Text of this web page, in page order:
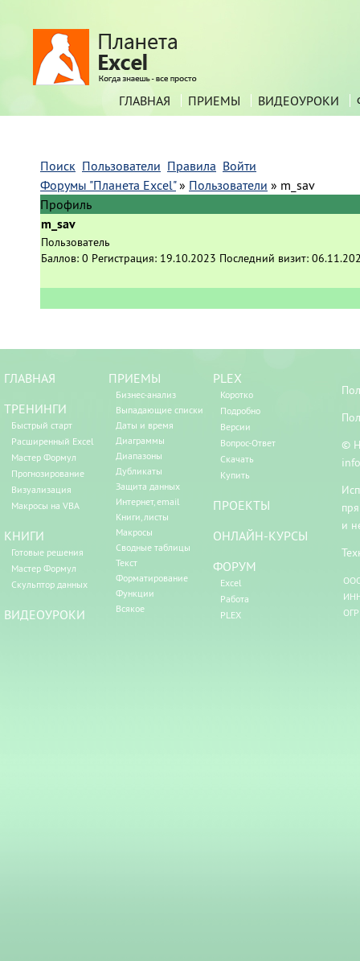
ГЛАВНАЯ ПРИЕМЫ ВИДЕОУРОКИ
Поиск Пользователи Правила Войти
Форумы "Планета Excel" » Пользователи » m_sav
Профиль
m_sav
Пользователь
Баллов: 0 Регистрация: 19.10.2023 Последний визит:
ГЛАВНАЯ
ТРЕНИНГИ
Быстрый старт
Расширенный Excel
Мастер Формул
Прогнозирование
Визуализация
Макросы на VBA
КНИГИ
Готовые решения
Мастер Формул
Скульптор данных
ВИДЕОУРОКИ
ПРИЕМЫ
Бизнес-анализ
Выпадающие списки
Даты и время
Диаграммы
Диапазоны
Дубликаты
Защита данных
Интернет, email
Книги, листы
Макросы
Сводные таблицы
Текст
Форматирование
Функции
Всякое
PLEX
Коротко
Подробно
Версии
Вопрос-Ответ
Скачать
Купить
ПРОЕКТЫ
ОНЛАЙН-КУРСЫ
ФОРУМ
Excel
Работа
PLEX
©
и